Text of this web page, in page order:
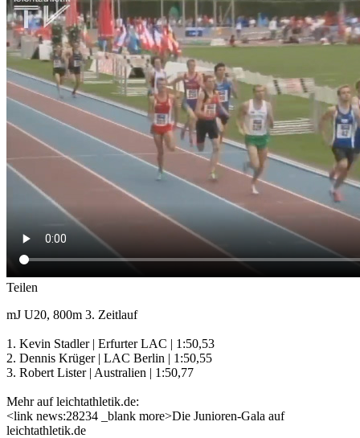
Teilen
mJ U20, 800m 3. Zeitlauf
1. Kevin Stadler | Erfurter LAC | 1:50,53
2. Dennis Krüger | LAC Berlin | 1:50,55
3. Robert Lister | Australien | 1:50,77
Mehr auf leichtathletik.de:
<link news:28234 _blank more>Die Junioren-Gala auf
leichtathletik.de